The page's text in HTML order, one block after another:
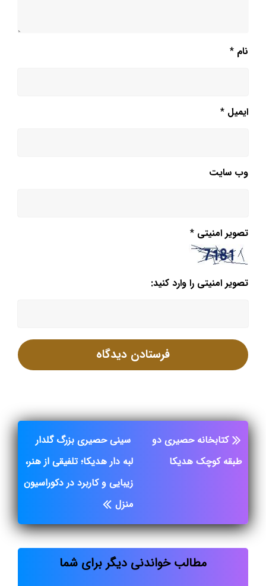
نام *
ایمیل *
وب‌ سایت
تصویر امنیتی *
تصویر امنیتی را وارد کنید:
کتابخانه حصیری دو
طبقه کوچک هدیکا
سینی حصیری بزرگ گلدار
لبه دار هدیکا؛ تلفیقی از هنر،
زیبایی و کاربرد در دکوراسیون
منزل
مطالب خواندنی دیگر برای شما